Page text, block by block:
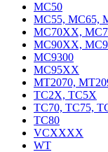
MC50
MC55, MC65,
MC70XX,
MC90XX,
MC9300
MC95XX
MT2070,
TC2X, TC5X
TC70, TC75,
TC80
VCXXXX
WT